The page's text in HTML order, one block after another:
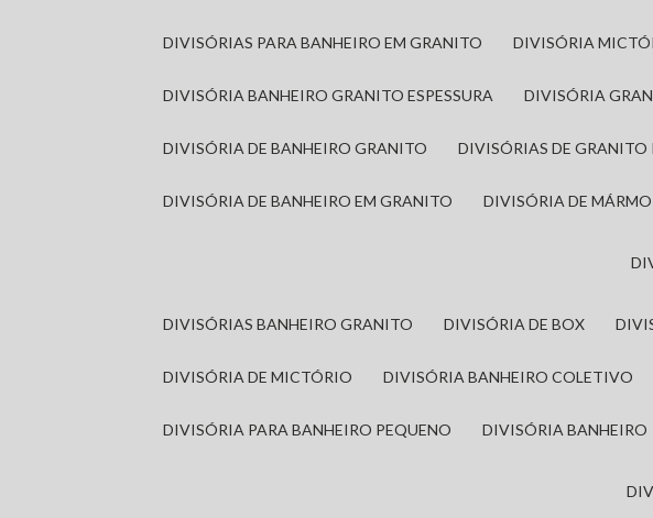
DIVISÓRIAS PARA BANHEIRO EM GRANITO DIVISÓRIA
DIVISÓRIA BANHEIRO GRANITO ESPESSURA DIVISÓRIA
DIVISÓRIA DE BANHEIRO GRANITO DIVISÓRIAS DE
DIVISÓRIA DE BANHEIRO EM GRANITO DIVISÓRIA DE
DIVISÓRIAS BANHEIRO GRANITO DIVISÓRIA DE BOX
DIVISÓRIA DE MICTÓRIO DIVISÓRIA BANHEIRO COLETIVO
DIVISÓRIA PARA BANHEIRO PEQUENO DIVISÓRIA BANHEIRO